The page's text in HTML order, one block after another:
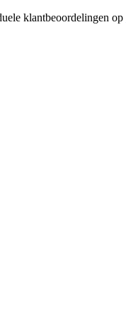
klantbeoordelingen op